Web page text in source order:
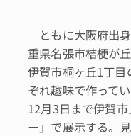
ともに大阪府出
重県名張市桔梗が
伊賀市桐ヶ丘1丁
ぞれ趣味で作って
12月3日まで伊賀
ー」で展示する。見